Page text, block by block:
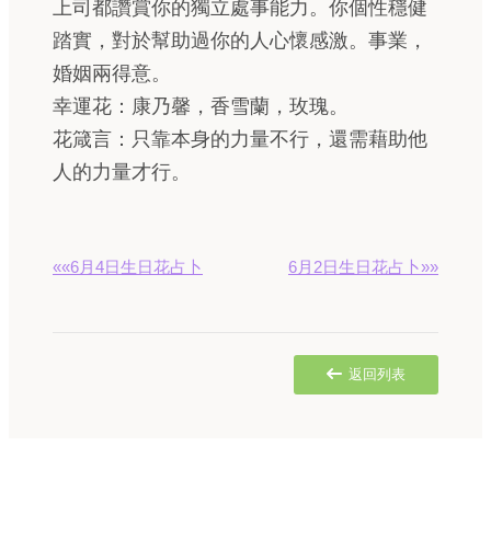
上司都讚賞你的獨立處事能力。你個性穩健
踏實，對於幫助過你的人心懷感激。事業，
婚姻兩得意。
幸運花：康乃馨，香雪蘭，玫瑰。
花箴言：只靠本身的力量不行，還需藉助他
人的力量才行。
««6月4日生日花占卜 6月2日生日花占卜»»
返回列表